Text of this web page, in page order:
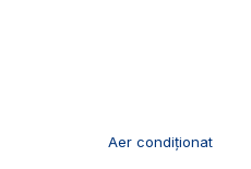
🤝Recomandam aceasta
Exclusiv Imobiliare Alba!
Aer condiționat